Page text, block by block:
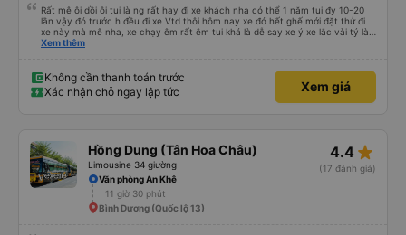
Rất mê ôi dồi ôi tui là ng rất hay đi xe khách nha có thể 1 năm tui đy 10-20
lần vậy đó trước h đều đi xe Vtd thôi hôm nay xe đó hết ghế mới đặt thử đi
xe này mà mê nha, xe chạy êm rất êm tui khá là dễ say xe ý xe lắc vài tý là
tui say liền à mà đi xe này tui ngồi các kiểu thậm chí gần nữa đoạn đg tui
má ko hôi ko ngứa đắp yên tâm lắm tr có mấy xe chăn mỏng điều hòa lạnh
đắp vào 1 lúc vừa hôi vừa ngứa hổng dám đắp, mấy trạm dừng chân đi WC
có nước nha, huhu nhiều chỗ tui đi mấy xe khác ko có nc thậm chí giấy cũng
say nhưng giường bé, vé ăn nhích hơn so vs những xe khác, phục vụ vé ko
tốt nhưng tui chuyên gia đặt vé on nên nói chung tuỵt zời sau này sẽ là
khách quen 😍😍
Xem thêm
Không cần thanh toán trước
Xác nhận chỗ ngay lập tức
Xem giá
Hồng Dung (Tân Hoa Châu)
Limousine 34 giường
4.4 star_rate
(17 đánh giá)
Văn phòng An Khê
11 giờ 30 phút
Bình Dương (Quốc lộ 13)